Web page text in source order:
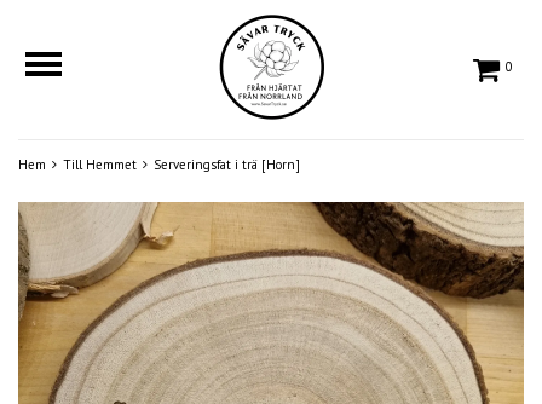
0
Hem Till Hemmet Serveringsfat i trä [Horn]